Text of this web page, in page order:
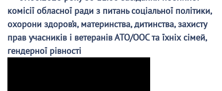
комісії обласної ради з питань соціальної політики,
охорони здоров’я, материнства, дитинства, захисту
прав учасників і ветеранів АТО/ООС та їхніх сімей,
гендерної рівності